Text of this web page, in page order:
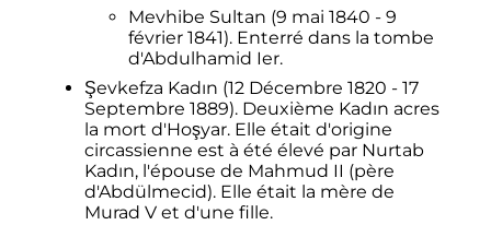
Mevhibe Sultan (9 mai 1840 - 9
février 1841). Enterré dans la tombe
d'Abdulhamid Ier.
Şevkefza Kadın (12 Décembre 1820 - 17
Septembre 1889). Deuxième Kadın acres
la mort d'Hoşyar. Elle était d'origine
circassienne est à été élevé par Nurtab
Kadın, l'épouse de Mahmud II (père
d'Abdülmecid). Elle était la mère de
Murad V et d'une fille.